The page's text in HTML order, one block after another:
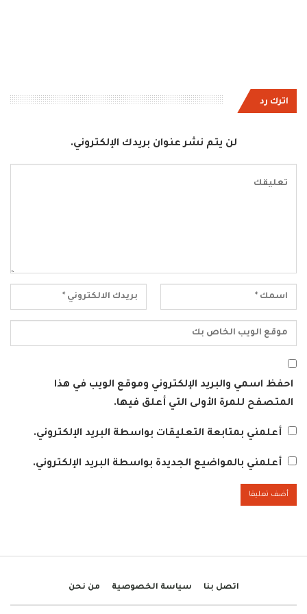
اترك رد
لن يتم نشر عنوان بريدك الإلكتروني.
احفظ اسمي والبريد الإلكتروني وموقع الويب في هذا
المتصفح للمرة الأولى التي أعلق فيها.
أعلمني بمتابعة التعليقات بواسطة البريد الإلكتروني.
أعلمني بالمواضيع الجديدة بواسطة البريد الإلكتروني.
اتصل بنا سياسة الخصوصية من نحن